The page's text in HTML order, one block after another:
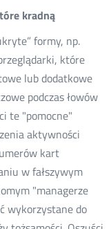
kradną
formy, np.
które
lub dodatkowe
podczas łowów
te "pomocne"
aktywności
kart
w fałszywym
"managerze
wykorzystane do